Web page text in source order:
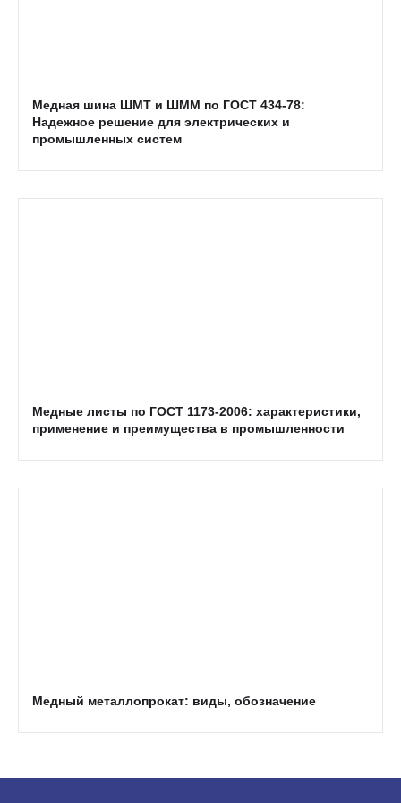
Медная шина ШМТ и ШММ по ГОСТ 434-78:
Надежное решение для электрических и
промышленных систем
Медные листы по ГОСТ 1173-2006: характеристики,
применение и преимущества в промышленности
Медный металлопрокат: виды, обозначение